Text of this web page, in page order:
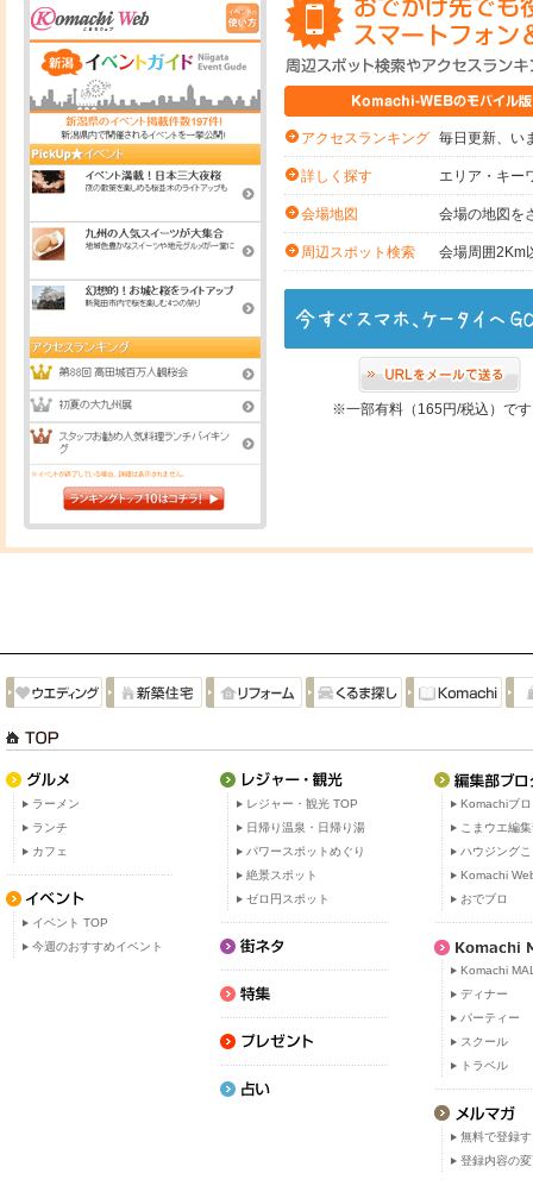
アクセスランキング 毎日更新、い
詳しく探す エリア・キー
会場地図 会場の地図を
周辺スポット検索 会場周囲2Km
※一部有料（165円/税込）で
ラーメン
ランチ
カフェ
イベント TOP
今週のおすすめイベント
レジャー・観光 TOP
日帰り温泉・日帰り湯
パワースポットめぐり
絶景スポット
ゼロ円スポット
Komachiブ
こまウエ編
ハウジング
Komachi
おでブロ
Komachi
ディナー
パーティー
スクール
トラベル
無料で登録
登録内容の